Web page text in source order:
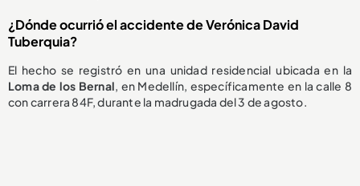
¿Dónde ocurrió el accidente de Verónica David
Tuberquia?
El hecho se registró en una unidad residencial ubicada en la
Loma de los Bernal, en Medellín, específicamente en la calle 8
con carrera 84F, durante la madrugada del 3 de agosto.